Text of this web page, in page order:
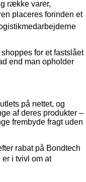
række varer,
placeres forinden et
for et fastslået
end man opholder
på nettet, og
af deres produkter –
frembyde fragt uden
rabat på Bondtech
er i tvivl om at